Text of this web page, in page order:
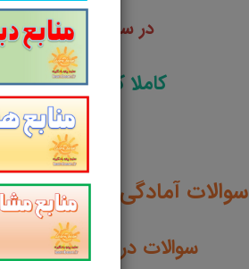
در سیزدهمین دوره
کاملا کاربردیبا
سوالات آمادگی برای
سوالات در قالب